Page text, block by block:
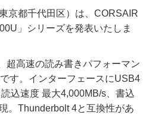
京都千代田区）は、CORSAIR
」シリーズを発表いたしま
超高速の読み書きパフォーマン
す。インターフェースにUSB4
込速度 最大4,000MB/s、書込
。Thunderbolt 4と互換性があ